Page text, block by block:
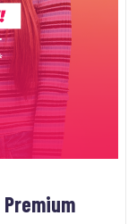
Premium